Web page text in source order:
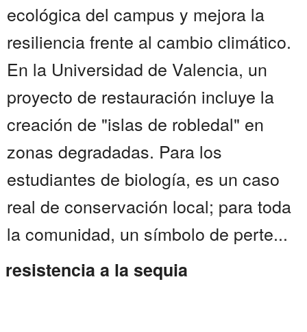
ecológica del campus y mejora la
resiliencia frente al cambio climático.
En la Universidad de Valencia, un
proyecto de restauración incluye la
creación de "islas de robledal" en
zonas degradadas. Para los
estudiantes de biología, es un caso
real de conservación local; para toda
la comunidad, un símbolo de perte...
resistencia a la sequia